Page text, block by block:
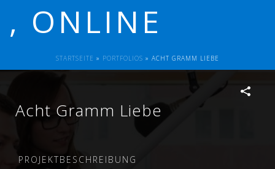
, ONLINE
STARTSEITE » PORTFOLIOS » ACHT GRAMM LIEBE
Acht Gramm Liebe
PROJEKTBESCHREIBUNG